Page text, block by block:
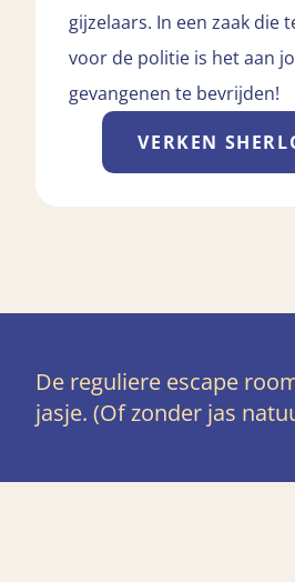
gijzelaars. In een zaak die
voor de politie is het aan
gevangenen te bevrijden!
VERKEN
De reguliere escape
jasje. (Of zonder jas